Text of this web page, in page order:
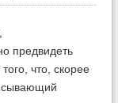
предвидеть
что, скорее